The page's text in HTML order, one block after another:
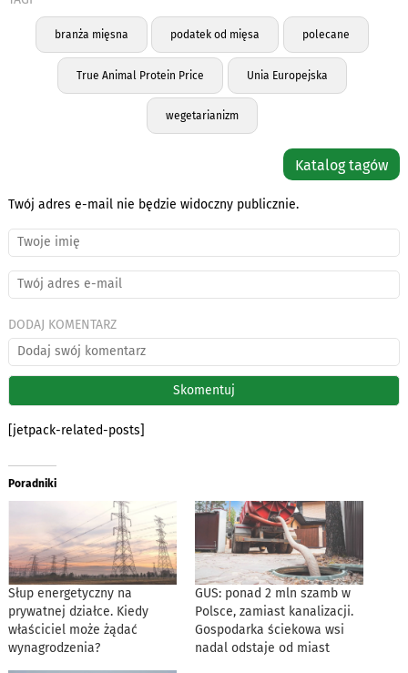
branża mięsna podatek od mięsa polecane
True Animal Protein Price Unia Europejska
wegetarianizm
Katalog tagów
Twój adres e-mail nie będzie widoczny publicznie.
DODAJ KOMENTARZ
[jetpack-related-posts]
Poradniki
Słup energetyczny na
prywatnej działce. Kiedy
właściciel może żądać
wynagrodzenia?
GUS: ponad 2 mln szamb w
Polsce, zamiast kanalizacji.
Gospodarka ściekowa wsi
nadal odstaje od miast